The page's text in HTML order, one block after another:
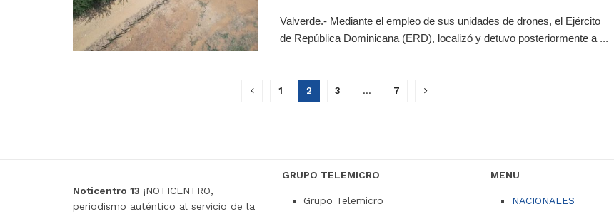
Valverde.- Mediante el empleo de sus unidades de drones, el Ejército
de República Dominicana (ERD), localizó y detuvo posteriormente a ...
1 2 3 … 7
Noticentro 13 ¡NOTICENTRO,
periodismo auténtico al servicio de la
GRUPO TELEMICRO
Grupo Telemicro
MENU
NACIONALES